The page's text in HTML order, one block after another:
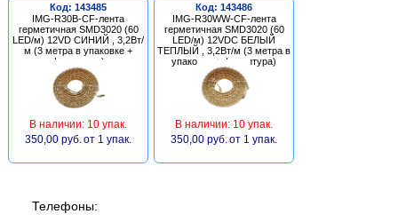
Код: 143485
IMG-R30B-CF-лента
герметичная SMD3020 (60
LED/м) 12VD СИНИЙ , 3,2Вт/
м (3 метра в упаковке +
фурнитура)
В наличии: 10 упак.
350,00 руб. от 1 упак.
Код: 143486
IMG-R30WW-CF-лента
герметичная SMD3020 (60
LED/м) 12VDC БЕЛЫЙ
ТЕПЛЫЙ , 3,2Вт/м (3 метра в
упаковке + фурнитура)
В наличии: 10 упак.
350,00 руб. от 1 упак.
Телефоны: